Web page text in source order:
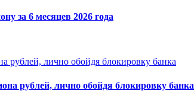
за 6 месяцев 2026 года
рублей, лично обойдя блокировку банка